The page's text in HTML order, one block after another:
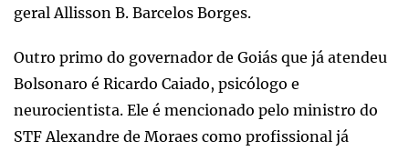
geral Allisson B. Barcelos Borges.
Outro primo do governador de Goiás que já atendeu
Bolsonaro é Ricardo Caiado, psicólogo e
neurocientista. Ele é mencionado pelo ministro do
STF Alexandre de Moraes como profissional já